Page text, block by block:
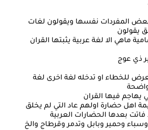
المفردات نفسها ويقولون لغات
يقولون
ماهي الا لغة عربية يثبتها القران
ذي عوج
للخطاء او تدخله لغة اخرى لغة
يهاجم فيها القران
اهل حضارة اولهم عاد التي لم يخلق
فاتت بعدها الحضارات العربية
وحمير وبابل وتدمر وقرطاج والخ